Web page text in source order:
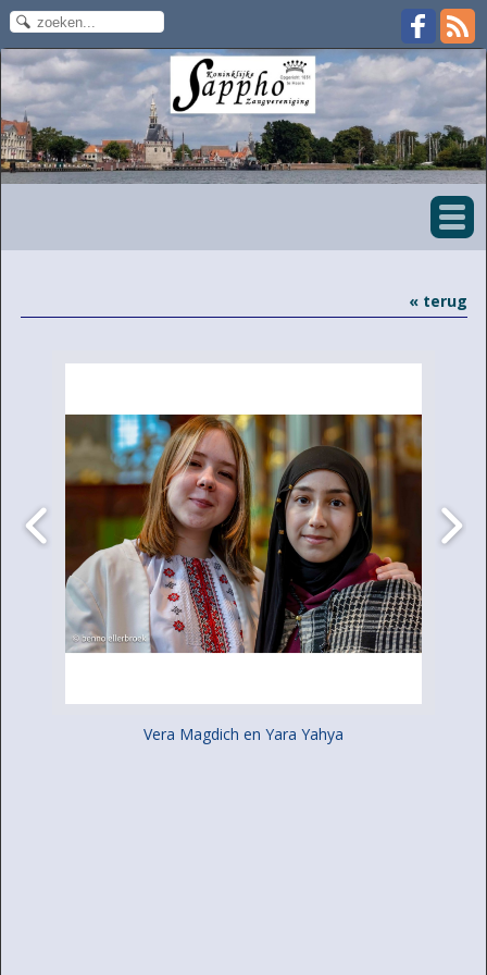
« terug
Vera Magdich en Yara Yahya